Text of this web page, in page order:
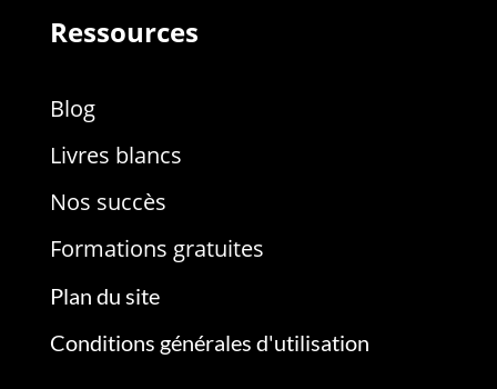
Ressources
Blog
Livres blancs
Nos succès
Formations gratuites
Plan du site
Conditions générales d'utilisation